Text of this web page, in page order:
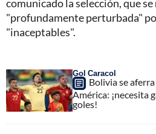
comunicado la selección, que
"profundamente perturbada"
"inaceptables".
Gol Caracol
Bolivia se
América: ¡necesita
goles!